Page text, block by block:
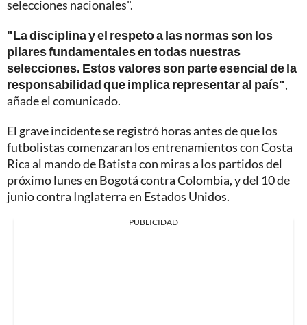
selecciones nacionales".
"La disciplina y el respeto a las normas son los
pilares fundamentales en todas nuestras
selecciones. Estos valores son parte esencial de la
responsabilidad que implica representar al país",
añade el comunicado.
El grave incidente se registró horas antes de que los
futbolistas comenzaran los entrenamientos con Costa
Rica al mando de Batista con miras a los partidos del
próximo lunes en Bogotá contra Colombia, y del 10 de
junio contra Inglaterra en Estados Unidos.
PUBLICIDAD